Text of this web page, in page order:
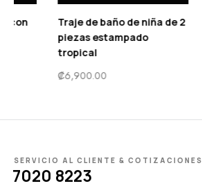
de 2
Traje de baño de niña de
una pieza con falda
₡7,500.00
SERVICIO AL CLIENTE & COTIZACIONES
7020 8223